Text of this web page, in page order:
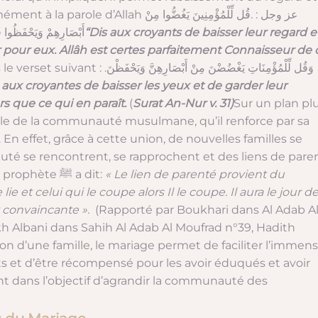
l’éloignement de la tentation conformément à la parole d’Allah عز وجل : .قُل لِّلْمُؤْمِنِينَ يَغُضُّوا مِنْ
أَبْصَارِهِمْ “Disaux croyantsde baisser leur regard
eux. Allâh est certes parfaitement Connaisseur de
verset suivant : .وَقُل لِّلْمُؤْمِنَاتِ يَغْضُضْنَ مِنْ أَبْصَارِهِنَّ وَيَحْفَظْنَ
aux croyantesde baisser les yeux et de garder leur
que ce qui en paraît.(Surat An-Nur v. 31)Sur un plan
de la communauté musulmane, qu’il renforce par sa
effet, grâce à cette union, de nouvelles familles se
se rencontrent, se rapprochent et des liens de
se renforcent. Ces liens sur lesquels le prophète ﷺ a dit: « Le lien de parenté provient du
et celui qui le coupe alors Il le coupe. Il aura le jour
». (Rapporté par Boukhari dans Al Adab Al
dans Sahih Al Adab Al Moufrad n°39, Hadith
d’une famille, le mariage permet de faciliter
et d’être récompensé pour les avoir éduqués et avoir
dans l’objectif d’agrandir la communauté des